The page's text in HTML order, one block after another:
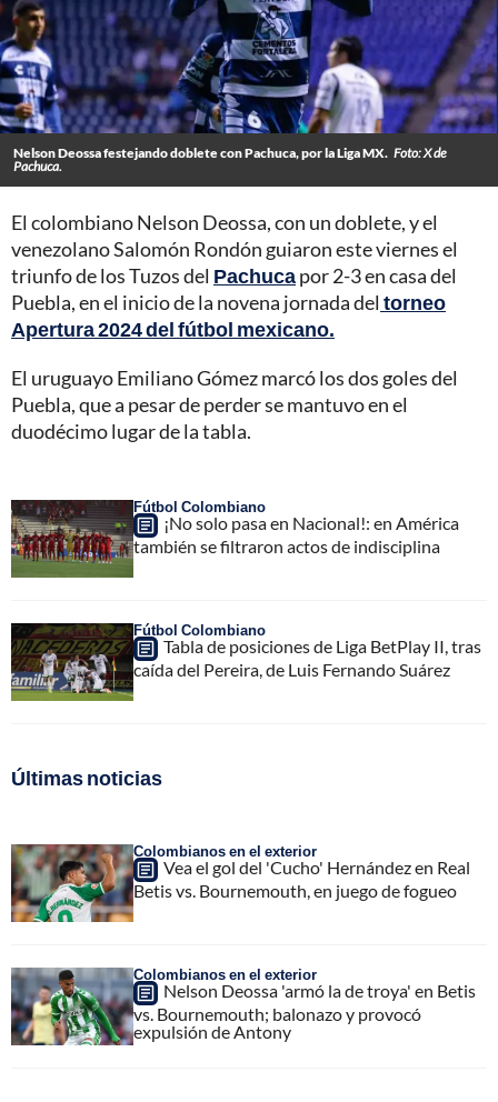
Nelson Deossa festejando doblete con Pachuca, por la Liga MX. Foto: X de
Pachuca.
El colombiano Nelson Deossa, con un doblete, y el
venezolano Salomón Rondón guiaron este viernes el
triunfo de los Tuzos del Pachucapor 2-3 en casa del
Puebla, en el inicio de la novena jornada del torneo
Apertura 2024 del fútbol mexicano.
El uruguayo Emiliano Gómez marcó los dos goles del
Puebla, que a pesar de perder se mantuvo en el
duodécimo lugar de la tabla.
Fútbol Colombiano
¡No solo pasa en Nacional!: en América
también se filtraron actos de indisciplina
Fútbol Colombiano
Tabla de posiciones de Liga BetPlay II, tras
caída del Pereira, de Luis Fernando Suárez
Últimas noticias
Colombianos en el exterior
Vea el gol del 'Cucho' Hernández en Real
Betis vs. Bournemouth, en juego de fogueo
Colombianos en el exterior
Nelson Deossa 'armó la de troya' en Betis
vs. Bournemouth; balonazo y provocó
expulsión de Antony